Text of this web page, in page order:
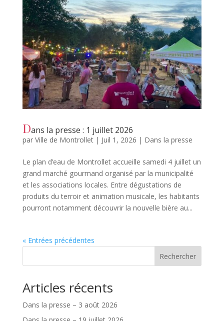
Dans la presse : 1 juillet 2026
par Ville de Montrollet| Juil 1, 2026 | Dans la presse
Le plan d’eau de Montrollet accueille samedi 4 juillet un
grand marché gourmand organisé par la municipalité
et les associations locales. Entre dégustations de
produits du terroir et animation musicale, les habitants
pourront notamment découvrir la nouvelle bière au...
« Entrées précédentes
Rechercher
Articles récents
Dans la presse – 3 août 2026